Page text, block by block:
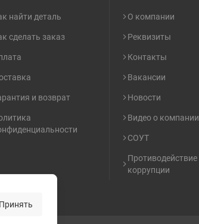
найти деталь
сделать заказ
и возврат
О компании
Реквизиты
Контакты
Вакансии
Новости
Видео о компании
СОУТ
Противодействие
коррупции